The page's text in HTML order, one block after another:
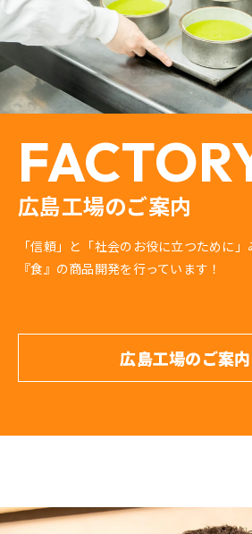
広島工場のご案内
「信頼」と「社会のお役に立つために
『食』の商品開発を行っています！
広島工場のご案内